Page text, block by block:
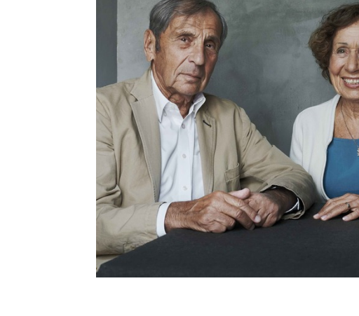
Se våra program
Gilel Storch Award
Våra böcker
Press/Media
Deltagare
Medlemskap/Kontakt
Integritetspolicy
Donera